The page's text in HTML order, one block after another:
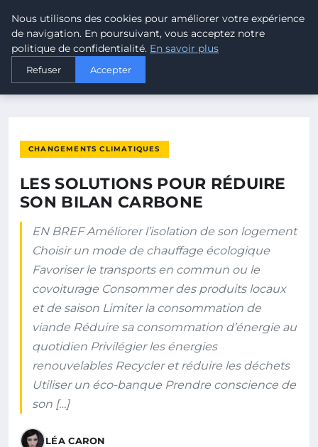
MALTA CLIMATE
ACCUEIL
LES SOLUTIONS POUR RÉDUIRE SON BILAN CARBONE
CHANGEMENTS CLIMATIQUES
LES SOLUTIONS POUR RÉDUIRE
SON BILAN CARBONE
EN BREF Améliorer l’isolation de son logement
Choisir un mode de chauffage écologique
Favoriser le transports en commun ou le
covoiturage Consommer des produits locaux
et de saison Limiter la consommation de
viande Réduire sa consommation d’énergie au
quotidien Privilégier les énergies
renouvelables Recycler et réduire les déchets
Utiliser un éco-banque Prendre conscience de
son […]
LÉA CARON
Nous utilisons des cookies pour améliorer votre expérience
de navigation. En poursuivant, vous acceptez notre
politique de confidentialité. En savoir plus
Refuser Accepter